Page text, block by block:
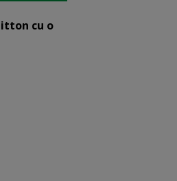
cu o